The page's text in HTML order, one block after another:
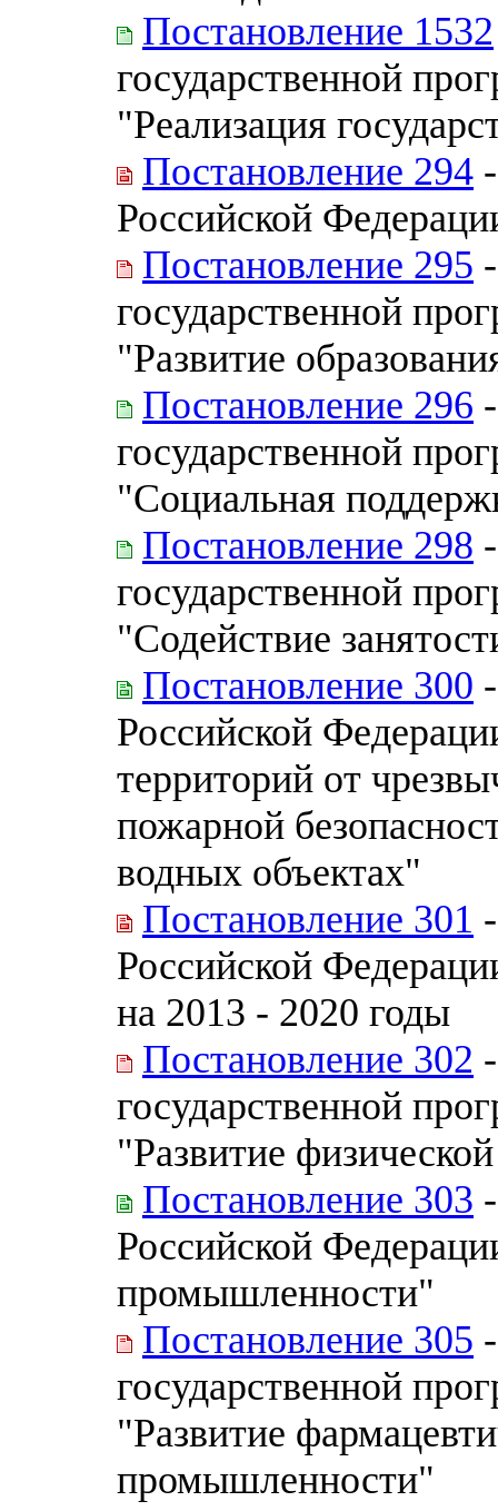
Постановление 1532
государственной
"Реализация
Постановление 294
Российской
Постановление 295
государственной
"Развитие
Постановление 296
государственной
"Социальная
Постановление 298
государственной
"Содействие
Постановление 300
Российской
территорий от
пожарной
водных объектах"
Постановление 301
Российской
на 2013 - 2020 годы
Постановление 302
государственной
"Развитие
Постановление 303
Российской
промышленности"
Постановление 305
государственной
"Развитие
промышленности"